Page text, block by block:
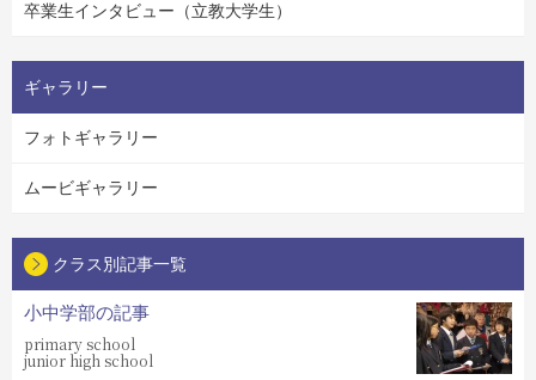
卒業生インタビュー（立教大学生）
ギャラリー
フォトギャラリー
ムービギャラリー
クラス別記事一覧
小中学部の記事
primary school
junior high school